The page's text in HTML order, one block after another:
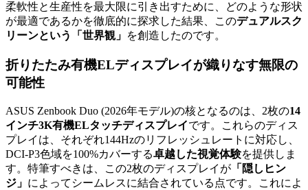
柔軟性と生産性を最大限に引き出すために、どのような形状
が最適であるかを徹底的に探求した結果、このデュアルスク
リーンという「世界観」 を創造したのです。
折りたたみ有機ELディスプレイが織りなす無限の
可能性
ASUS Zenbook Duo (2026年モデル)の核となるのは、2枚の14
インチ3K有機ELタッチディスプレイです。これらのディス
プレイは、それぞれ144Hzのリフレッシュレートに対応し、
DCI-P3色域を100%カバーする卓越した視覚体験を提供しま
す。特筆すべきは、この2枚のディスプレイが 「隠しヒン
ジ」 によってシームレスに結合されている点です。これによ